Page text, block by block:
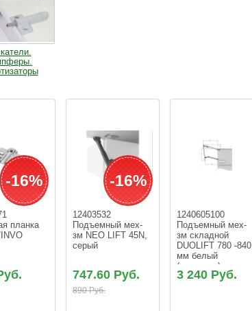
-16%
планка
INVO
-16%
12403532
Подъемный мех-
зм NEO LIFT 45N,
серый
747.60 Руб.
890 Руб.
1240605100
Подъемный мех-
зм складной
DUOLIFT 780 -
мм белый
(комплект)
3 240 Руб.